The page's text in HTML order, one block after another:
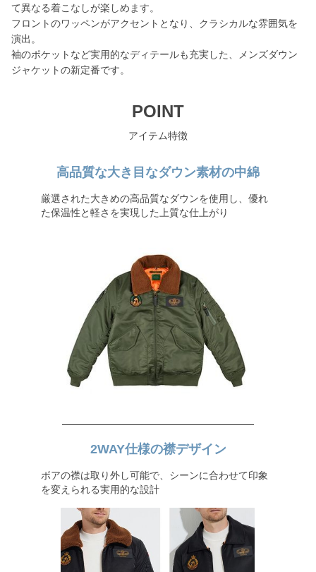
て異なる着こなしが楽しめます。
フロントのワッペンがアクセントとなり、クラシカルな雰囲気を
演出。
袖のポケットなど実用的なディテールも充実した、メンズダウン
ジャケットの新定番です。
POINT
アイテム特徴
高品質な大き目なダウン素材の中綿
厳選された大きめの高品質なダウンを使用し、優れ
た保温性と軽さを実現した上質な仕上がり
2WAY仕様の襟デザイン
ボアの襟は取り外し可能で、シーンに合わせて印象
を変えられる実用的な設計